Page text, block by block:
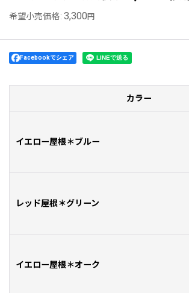
希望小売価格: 3,300 円
Facebookでシェア
カラー
イエロー屋根＊ブルー
レッド屋根＊グリーン
イエロー屋根＊オーク